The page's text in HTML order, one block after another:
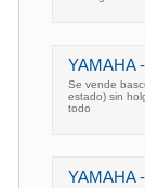
YAMAHA
Se vende
estado) sin
todo
YAMAHA